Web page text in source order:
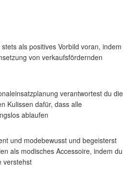
als positives Vorbild voran, indem
von verkaufsfördernden
verantwortest du die
Kulissen dafür, dass alle
ablaufen
und modebewusst und begeisterst
als modisches Accessoire, indem du
verstehst